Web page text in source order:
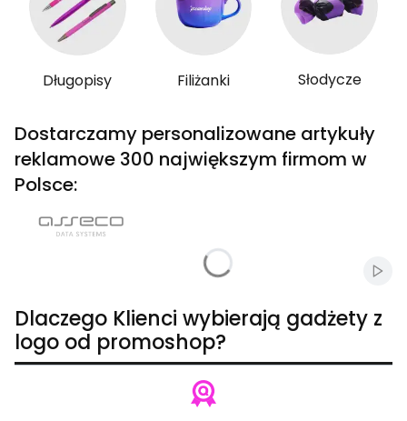
Długopisy Filiżanki Słodycze
Dostarczamy personalizowane artykuły
reklamowe 300 największym firmom w
Polsce:
Dlaczego Klienci wybierają gadżety z
logo od promoshop?